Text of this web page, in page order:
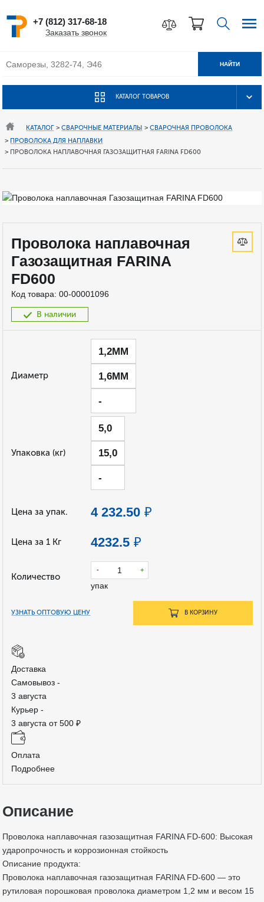
+7 (812) 317-68-18
Заказать звонок
КАТАЛОГ ТОВАРОВ
НАЙТИ
КАТАЛОГ >СВАРОЧНЫЕ МАТЕРИАЛЫ >СВАРОЧНАЯ ПРОВОЛОКА
> ПРОВОЛОКА ДЛЯ НАПЛАВКИ
> ПРОВОЛОКА НАПЛАВОЧНАЯ ГАЗОЗАЩИТНАЯ FARINA FD600
Проволока наплавочная
Газозащитная FARINA
FD600
Код товара: 00-00001096
В наличии
Диаметр
1,2ММ
1,6ММ
-
Упаковка (кг)
5,0
15,0
-
Цена за упак. 4 232.50 ₽
Цена за 1 Кг 4232.5 ₽
Количество
- +
упак
УЗНАТЬ ОПТОВУЮ ЦЕНУ В КОРЗИНУ
Доставка
Самовывоз -
3 августа
Курьер -
3 августа от 500 ₽
Оплата
Подробнее
Описание
Проволока наплавочная газозащитная FARINA FD-600: Высокая
ударопрочность и коррозионная стойкость
Описание продукта:
Проволока наплавочная газозащитная FARINA FD-600 — это
рутиловая порошковая проволока диаметром 1,2 мм и весом 15